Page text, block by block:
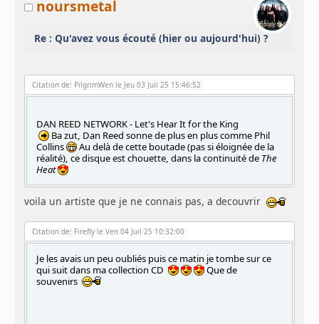
noursmetal
Re : Qu'avez vous écouté (hier ou aujourd'hui) ?
Citation de: PilgrimWen le Jeu 03 Juil 25 15:46:52
DAN REED NETWORK - Let's Hear It for the King
Ba zut, Dan Reed sonne de plus en plus comme Phil
Collins
Au delà de cette boutade (pas si éloignée de la
réalité), ce disque est chouette, dans la continuité de The
Heat
voila un artiste que je ne connais pas, a decouvrir
Citation de: Firefly le Ven 04 Juil 25 10:32:00
Je les avais un peu oubliés puis ce matin je tombe sur ce
qui suit dans ma collection CD
Que de
souvenirs